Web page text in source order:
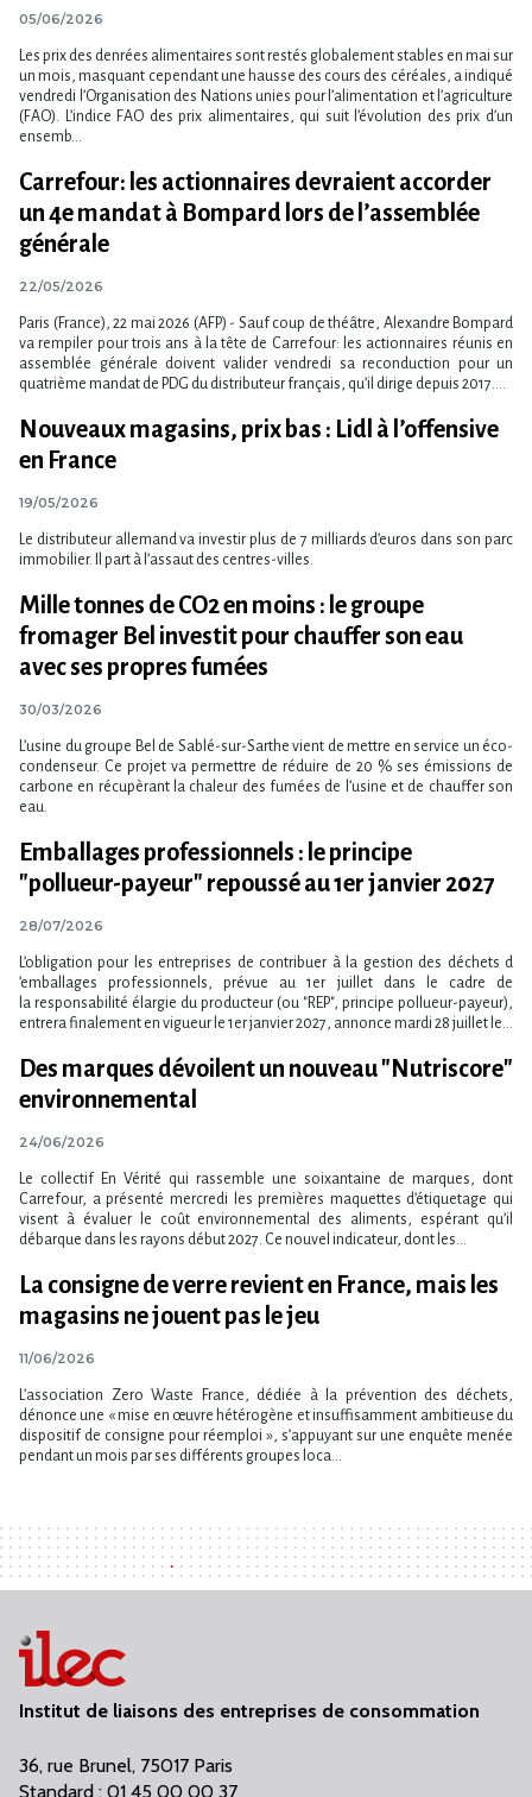
05/06/2026
Les prix des denrées alimentaires sont restés globalement stables en mai sur
un mois, masquant cependant une hausse des cours des céréales, a indiqué
vendredi l​‌’Organisation des Nations unies pour l​‌’alimentation et l​‌’agriculture
(FAO). L​‌’indice FAO des prix alimentaires, qui suit l​‌’évolution des prix d​‌’un
ensemb...
Carrefour: les actionnaires devraient accorder
un 4e mandat à Bompard lors de l​‌’assemblée
générale
22/05/2026
Paris (France), 22 mai 2026 (AFP) - Sauf coup de théâtre, Alexandre Bompard
va rempiler pour trois ans à la tête de Carrefour: les actionnaires réunis en
assemblée générale doivent valider vendredi sa reconduction pour un
quatrième mandat de PDG du distributeur français, qu​‌’il dirige depuis 2017....
Nouveaux magasins, prix bas : Lidl à l’offensive
en France
19/05/2026
Le distributeur allemand va investir plus de 7 milliards d’euros dans son parc
immobilier. Il part à l’assaut des centres-villes.
Mille tonnes de CO2 en moins : le groupe
fromager Bel investit pour chauffer son eau
avec ses propres fumées
30/03/2026
L​‌’usine du groupe Bel de Sablé-sur-Sarthe vient de mettre en service un éco-
condenseur. Ce projet va permettre de réduire de 20 % ses émissions de
carbone en récupèrant la chaleur des fumées de l’usine et de chauffer son
eau.
Emballages professionnels : le principe
"pollueur-payeur" repoussé au 1er janvier 2027
28/07/2026
L​‌’obligation pour les entreprises de contribuer à la gestion des déchets d​
‌’emballages professionnels, prévue au 1er juillet dans le cadre de
la responsabilité élargie du producteur (ou "REP", principe pollueur-payeur),
entrera finalement en vigueur le 1er janvier 2027, annonce mardi 28 juillet le...
Des marques dévoilent un nouveau "Nutriscore"
environnemental
24/06/2026
Le collectif En Vérité qui rassemble une soixantaine de marques, dont
Carrefour, a présenté mercredi les premières maquettes d​‌’étiquetage qui
visent à évaluer le coût environnemental des aliments, espérant qu​‌’il
débarque dans les rayons début 2027. Ce nouvel indicateur, dont les...
La consigne de verre revient en France, mais les
magasins ne jouent pas le jeu
11/06/2026
L’association Zero Waste France, dédiée à la prévention des déchets,
dénonce une « mise en œuvre hétérogène et insuffisamment ambitieuse du
dispositif de consigne pour réemploi », s’appuyant sur une enquête menée
pendant un mois par ses différents groupes loca...
Institut de liaisons des entreprises de consommation
36, rue Brunel, 75017 Paris
Standard : 01 45 00 00 37